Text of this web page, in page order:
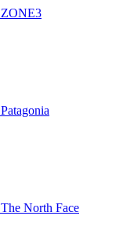
ZONE3
Patagonia
The North Face